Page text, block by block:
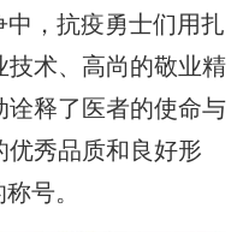
，抗疫勇士们用扎
技术、高尚的敬业精
诠释了医者的使命与
优秀品质和良好形
号。